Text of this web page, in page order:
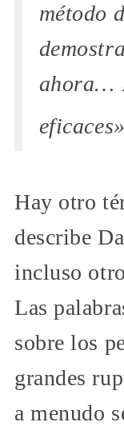
método
ahora…
Hay otro
describe
incluso
Las
sobre los
grandes
a menudo